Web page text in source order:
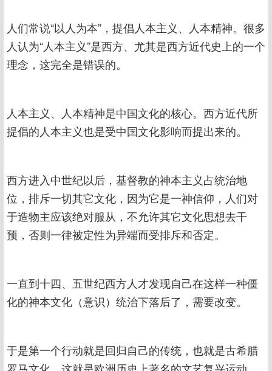
人们常说“以人为本”，提倡人本主义、人本精神。很多
人认为“人本主义”是西方、尤其是西方近代史上的一个
理念，这完全是错误的。
人本主义、人本精神是中国文化的核心。西方近代所
提倡的人本主义也是受中国文化影响而提出来的。
西方进入中世纪以后，基督教的神本主义占统治地
位，排斥一切其它文化，因为它是一神信仰，人们对
于造物主应该绝对服从，不允许其它文化思想去干
预，否则一律被定性为异端而受排斥和否定。
一直到十四、五世纪西方人才发现自己在这样一种僵
化的神本文化（意识）统治下落后了，需要改变。
于是第一个行动就是回归自己的传统，也就是古希腊
罗马文化，这就是欧洲历史上著名的文艺复兴运动。